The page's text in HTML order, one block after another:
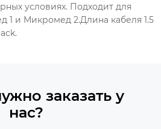
условиях. Подходит для
1 и Микромед 2.Длина кабеля 1.5
заказать у
нас?